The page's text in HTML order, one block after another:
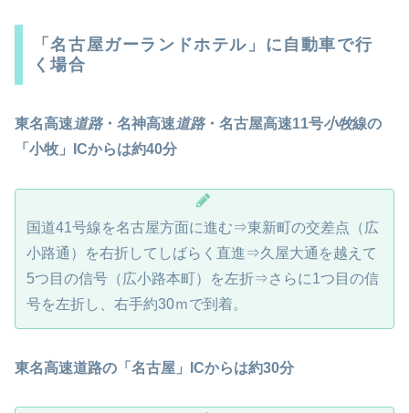
「名古屋ガーランドホテル」に自動車で行
く場合
東名高速道路・名神高速道路・名古屋高速11号小牧線の
「小牧」ICからは約40分
国道41号線を名古屋方面に進む⇒東新町の交差点（広
小路通）を右折してしばらく直進⇒久屋大通を越えて
5つ目の信号（広小路本町）を左折⇒さらに1つ目の信
号を左折し、右手約30ｍで到着。
東名高速道路の「名古屋」ICからは約30分